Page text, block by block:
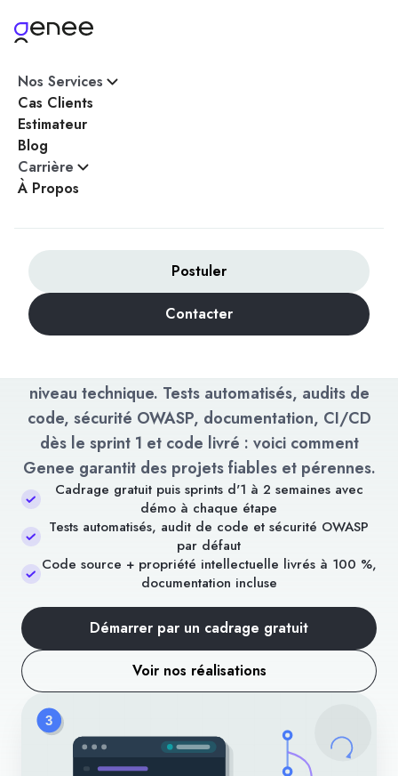
Nos Services
Cas Clients
Estimateur
Blog
Carrière
À Propos
Postuler
Contacter
Accueil/Méthode & Qualité
MÉTHODE & QUALITÉ GENEE
Une méthode qui
sécurise vos projets
critiques, du cadrage à
la maintenance
Pour un projet logiciel important, la qualité
niveau technique. Tests automatisés, audits de
code, sécurité OWASP, documentation, CI/CD
dès le sprint 1 et code livré : voici comment
Genee garantit des projets fiables et pérennes.
Cadrage gratuit puis sprints d'1 à 2 semaines avec
démo à chaque étape
Tests automatisés, audit de code et sécurité OWASP
par défaut
Code source + propriété intellectuelle livrés à 100 %,
documentation incluse
Démarrer par un cadrage gratuit
Voir nos réalisations